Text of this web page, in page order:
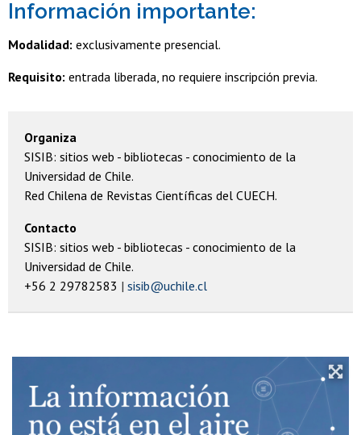
Información importante:
Modalidad: exclusivamente presencial.
Requisito: entrada liberada, no requiere inscripción previa.
Organiza
SISIB: sitios web - bibliotecas - conocimiento de la
Universidad de Chile.
Red Chilena de Revistas Científicas del CUECH.
Contacto
SISIB: sitios web - bibliotecas - conocimiento de la
Universidad de Chile.
+56 2 29782583
sisib@uchile.cl